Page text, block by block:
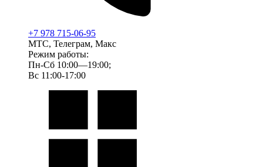
+7 978 715-06-95
МТС, Телеграм, Макс
Режим работы:
Пн-Сб 10:00—19:00;
Вс 11:00-17:00